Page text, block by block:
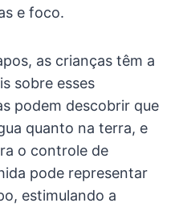
e foco.
as crianças têm a
sobre esses
podem descobrir que
quanto na terra, e
o controle de
pode representar
estimulando a